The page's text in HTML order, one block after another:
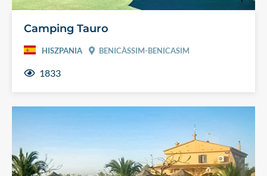
Camping Tauro
HISZPANIA BENICÀSSIM-BENICASIM
1833